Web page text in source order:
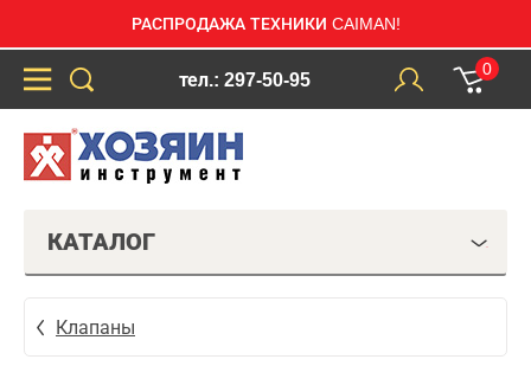
РАСПРОДАЖА ТЕХНИКИ CAIMAN!
тел.: 297-50-95
0
КАТАЛОГ
Клапаны